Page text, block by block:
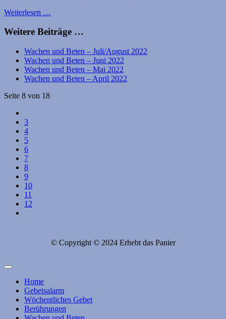
Weiterlesen …
Weitere Beiträge …
Wachen und Beten – Juli/August 2022
Wachen und Beten – Juni 2022
Wachen und Beten – Mai 2022
Wachen und Beten – April 2022
Seite 8 von 18
3
4
5
6
7
8
9
10
11
12
© Copyright © 2024 Erhebt das Panier
Home
Gebetsalarm
Wöchentliches Gebet
Berührungen